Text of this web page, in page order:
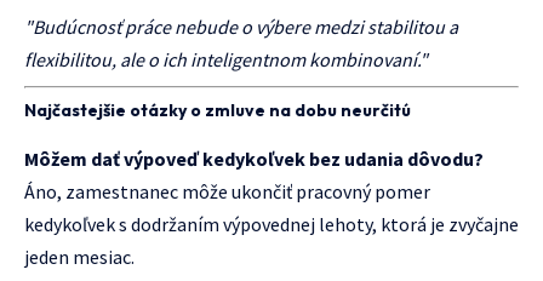
"Budúcnosť práce nebude o výbere medzi stabilitou a
flexibilitou, ale o ich inteligentnom kombinovaní."
Najčastejšie otázky o zmluve na dobu neurčitú
Môžem dať výpoveď kedykoľvek bez udania dôvodu?
Áno, zamestnanec môže ukončiť pracovný pomer
kedykoľvek s dodržaním výpovednej lehoty, ktorá je zvyčajne
jeden mesiac.